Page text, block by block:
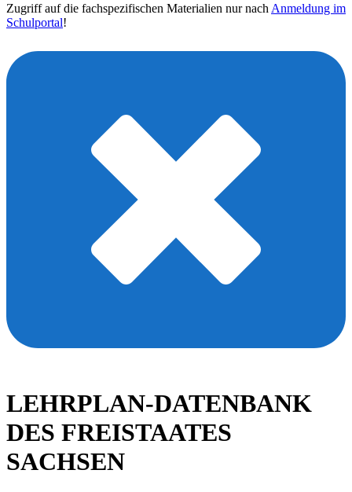
Zugriff auf die fachspezifischen Materialien nur nach Anmeldung im
Schulportal!
LEHRPLAN-DATENBANK
DES FREISTAATES
SACHSEN